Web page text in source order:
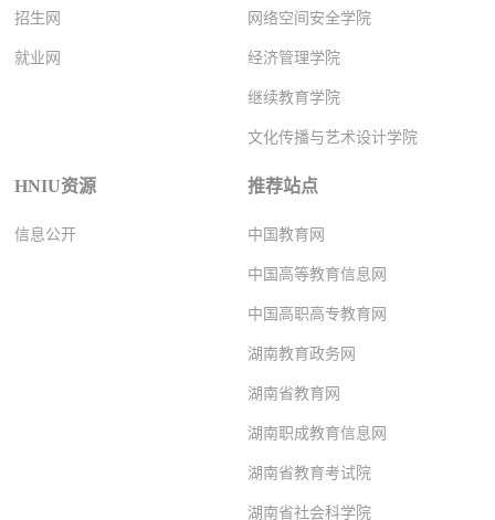
招生网
就业网
网络空间安全学院
经济管理学院
继续教育学院
文化传播与艺术设计学院
HNIU资源
信息公开
推荐站点
中国教育网
中国高等教育信息网
中国高职高专教育网
湖南教育政务网
湖南省教育网
湖南职成教育信息网
湖南省教育考试院
湖南省社会科学院